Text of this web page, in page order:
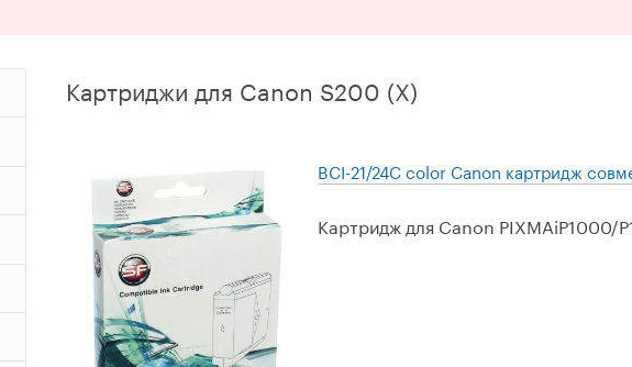
Картриджи для Canon S200 (X)
BCI-21/24C color Canon картридж
Картридж для Canon PIXMAiP1000/